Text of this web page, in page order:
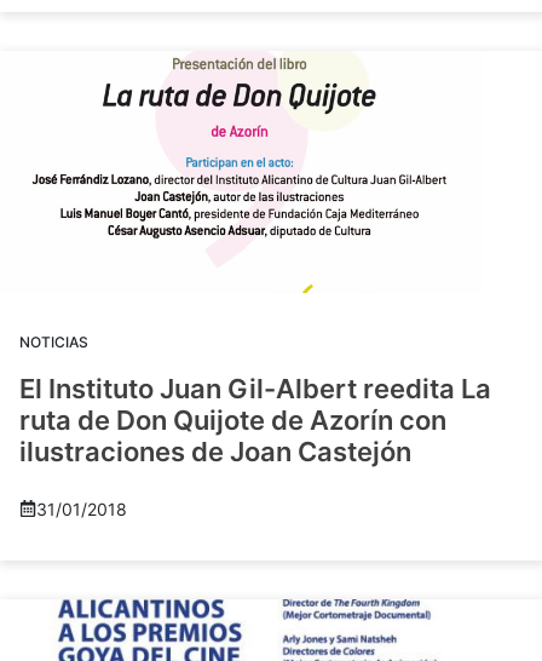
NOTICIAS
El Instituto Juan Gil-Albert reedita La
ruta de Don Quijote de Azorín con
ilustraciones de Joan Castejón
31/01/2018